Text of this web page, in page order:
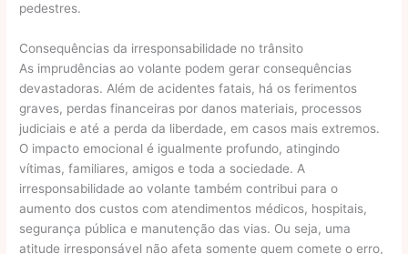
pedestres.
Consequências da irresponsabilidade no trânsito
As imprudências ao volante podem gerar consequências
devastadoras. Além de acidentes fatais, há os ferimentos
graves, perdas financeiras por danos materiais, processos
judiciais e até a perda da liberdade, em casos mais extremos.
O impacto emocional é igualmente profundo, atingindo
vítimas, familiares, amigos e toda a sociedade. A
irresponsabilidade ao volante também contribui para o
aumento dos custos com atendimentos médicos, hospitais,
segurança pública e manutenção das vias. Ou seja, uma
atitude irresponsável não afeta somente quem comete o erro,